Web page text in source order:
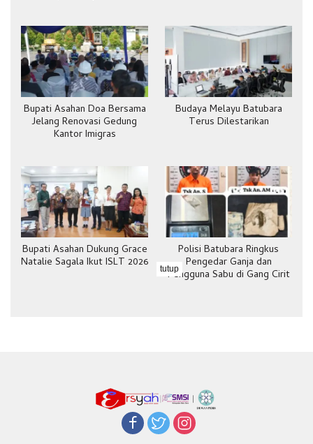
Bupati Asahan Doa Bersama
Jelang Renovasi Gedung
Kantor Imigras
Budaya Melayu Batubara
Terus Dilestarikan
Bupati Asahan Dukung Grace
Natalie Sagala Ikut ISLT 2026
Polisi Batubara Ringkus
Pengedar Ganja dan
Pengguna Sabu di Gang Cirit
tutup